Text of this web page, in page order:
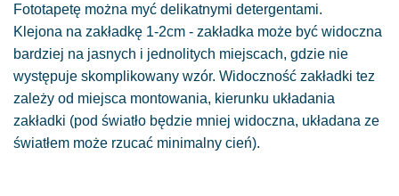
Fototapetę można myć delikatnymi detergentami.
Klejona na zakładkę 1-2cm - zakładka może być widoczna
bardziej na jasnych i jednolitych miejscach, gdzie nie
występuje skomplikowany wzór. Widoczność zakładki tez
zależy od miejsca montowania, kierunku układania
zakładki (pod światło będzie mniej widoczna, układana ze
światłem może rzucać minimalny cień).